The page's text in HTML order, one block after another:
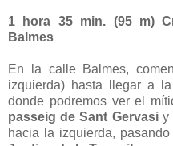
1 hora 35 min. (95 m)
Balmes
En la calle Balmes,
izquierda) hasta llegar a la
donde podremos ver el
passeig de Sant Gervasiy
hacia la izquierda,